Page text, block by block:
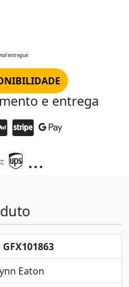
entregue.
e entrega
...
GFX101863
Eaton